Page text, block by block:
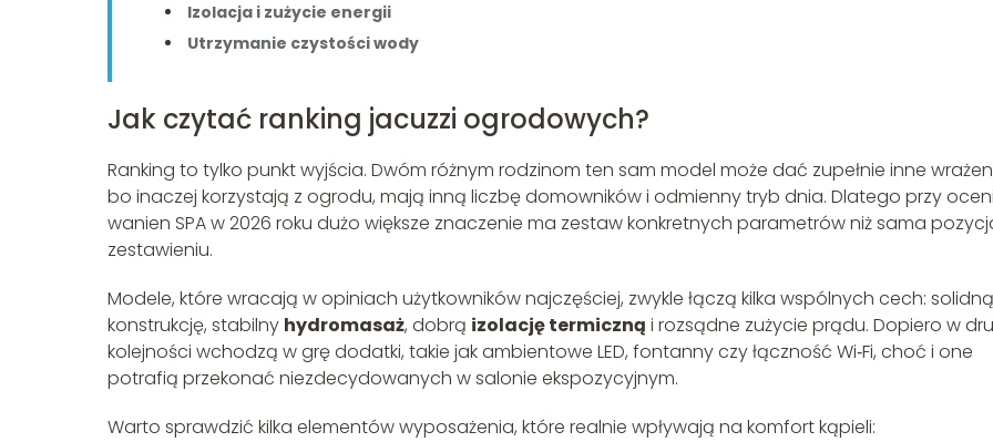
Izolacja i zużycie energii
Utrzymanie czystości wody
Jak czytać ranking jacuzzi ogrodowych?
Ranking to tylko punkt wyjścia. Dwóm różnym rodzinom ten sam model może dać zupełnie inne
bo inaczej korzystają z ogrodu, mają inną liczbę domowników i odmienny tryb dnia. Dlatego przy
wanien SPA w 2026 roku dużo większe znaczenie ma zestaw konkretnych parametrów niż sama
zestawieniu.
Modele, które wracają w opiniach użytkowników najczęściej, zwykle łączą kilka wspólnych cech: solidną
konstrukcję, stabilny hydromasaż, dobrą izolację termiczną i rozsądne zużycie prądu. Dopiero w
kolejności wchodzą w grę dodatki, takie jak ambientowe LED, fontanny czy łączność Wi‑Fi, choć i one
potrafią przekonać niezdecydowanych w salonie ekspozycyjnym.
Warto sprawdzić kilka elementów wyposażenia, które realnie wpływają na komfort kąpieli: